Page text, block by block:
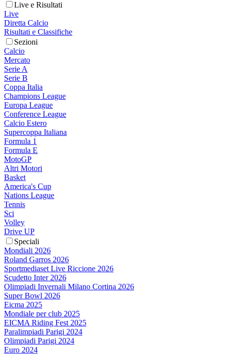
Live e Risultati
Live
Diretta Calcio
Risultati e Classifiche
Sezioni
Calcio
Mercato
Serie A
Serie B
Coppa Italia
Champions League
Europa League
Conference League
Calcio Estero
Supercoppa Italiana
Formula 1
Formula E
MotoGP
Altri Motori
Basket
America's Cup
Nations League
Tennis
Sci
Volley
Drive UP
Speciali
Mondiali 2026
Roland Garros 2026
Sportmediaset Live Riccione 2026
Scudetto Inter 2026
Olimpiadi Invernali Milano Cortina 2026
Super Bowl 2026
Eicma 2025
Mondiale per club 2025
EICMA Riding Fest 2025
Paralimpiadi Parigi 2024
Olimpiadi Parigi 2024
Euro 2024